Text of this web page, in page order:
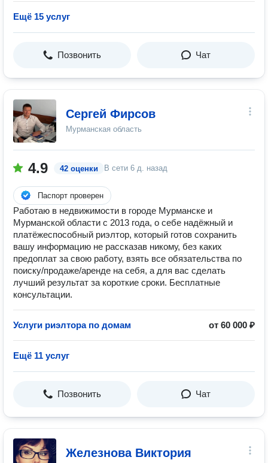
Ещё 15 услуг
Позвонить Чат
Сергей Фирсов
Мурманская область
4.9 42 оценки В сети 6 д. назад
Паспорт проверен
Работаю в недвижимости в городе Мурманске и
Мурманской области c 2013 года, о себе надёжный и
платёжеспособный риэлтор, который готов сохранить
вашу информацию не рассказав никому, без каких
предоплат за свою работу, взять все обязательства по
поиску/продаже/аренде на себя, а для вас сделать
лучший результат за короткие сроки. Бесплатные
консультации.
Услуги риэлтора по домам от 60 000 ₽
Ещё 11 услуг
Позвонить Чат
Железнова Виктория